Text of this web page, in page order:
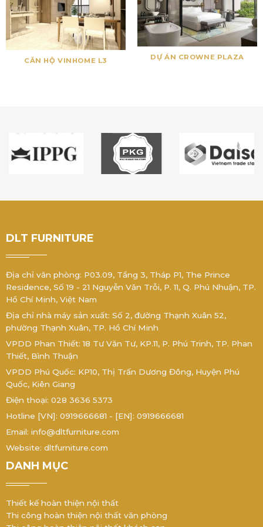
CĂN HỘ VINHOME L3 DỰ ÁN CROWNE PLAZA
DLT FURNITURE
Địa chỉ văn phòng: P03.09, Tầng 3, Tháp P1, The Prince
Residence, Số 19 - 21 Nguyễn Văn Trỗi, P. 11, Q. Phú Nhuận, TP.
Hồ Chí Minh, Việt Nam
Địa chỉ nhà máy sản xuất: Số 2, đường Thạnh Xuân 52,
phường Thạnh Xuân, TP. Hồ Chí Minh
VPDD Phan Thiết: 18 Tư Văn Tư, KP.11, P. Phú Trinh, TP. Phan
Thiết, Bình Thuận
VPDD Phú Quốc: KP10, Thị Trấn Dương Đông, Huyện Phú
Quốc, Kiên Giang
Điện thoại: 028 3636 5373
Hotline [VN]: 0919666681 - [EN]: 0919666681
Email: info@dltfurniture.com
Website: dltfurniture.com
DANH MỤC
Thiết kế hoàn thiện nội thất
Thi công hoàn thiện nội thất văn phòng